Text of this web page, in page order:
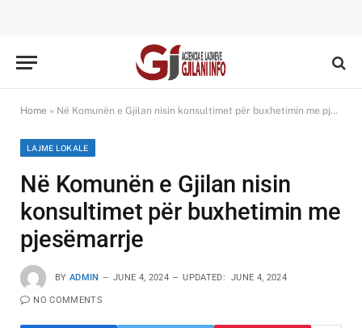
Home » Në Komunën e Gjilan nisin konsultimet për buxhetimin me pjesëmarrje
LAJME LOKALE
Në Komunën e Gjilan nisin
konsultimet për buxhetimin me
pjesëmarrje
BY ADMIN JUNE 4, 2024 UPDATED: JUNE 4, 2024
NO COMMENTS